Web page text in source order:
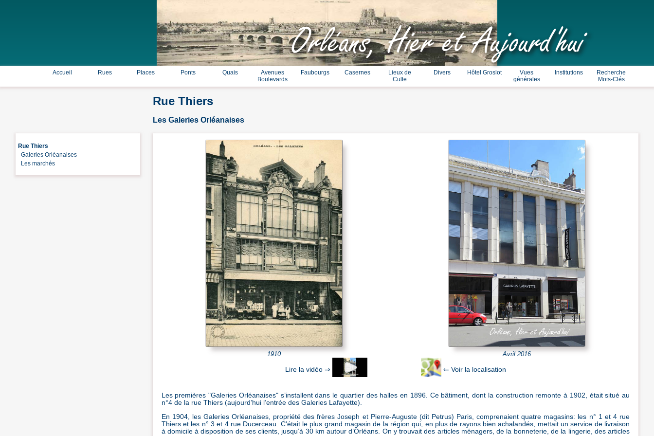
Orléans, Hier et Aujourd'hui
Accueil Rues Places Ponts Quais
Avenues
Boulevards
Faubourgs Casernes
Lieux de
Culte
Divers Hôtel Groslot
Vues
générales
Institutions
Recherche
Mots-Clés
Rue Thiers
Les Galeries Orléanaises
Rue Thiers
Galeries Orléanaises
Les marchés
1910 Avril 2016
Les premières "Galeries Orléanaises" s’installent dans le quartier des halles en 1896. Ce bâtiment, dont la construction remonte à 1902, était situé au
n°4 de la rue Thiers (aujourd’hui l’entrée des Galeries Lafayette).
En 1904, les Galeries Orléanaises, propriété des frères Joseph et Pierre-Auguste (dit Petrus) Paris, comprenaient quatre magasins: les n° 1 et 4 rue
Thiers et les n° 3 et 4 rue Ducerceau. C'était le plus grand magasin de la région qui, en plus de rayons bien achalandés, mettait un service de livraison
à domicile à disposition de ses clients, jusqu’à 30 km autour d’Orléans. On y trouvait des articles ménagers, de la bonneterie, de la lingerie, des articles